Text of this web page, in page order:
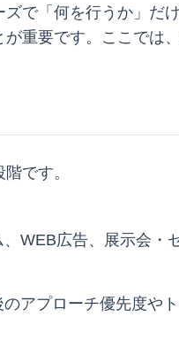
で「何を行うか」だ
重要です。ここでは
です。
WEB広告、展示会・
アプローチ優先度や